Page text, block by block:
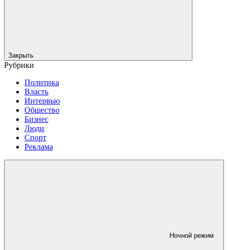
Закрыть
Рубрики
Политика
Власть
Интервью
Общество
Бизнес
Люди
Спорт
Реклама
Ночной режим